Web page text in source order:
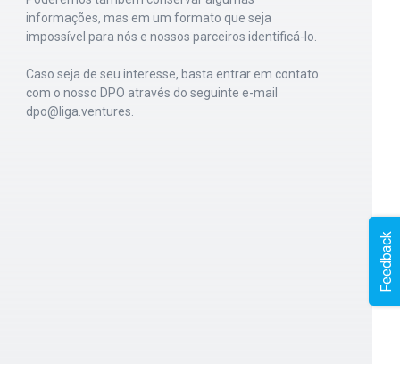
informações, mas em um formato que seja
impossível para nós e nossos parceiros identificá-lo.
Caso seja de seu interesse, basta entrar em contato
com o nosso DPO através do seguinte e-mail
dpo@liga.ventures
Feedback